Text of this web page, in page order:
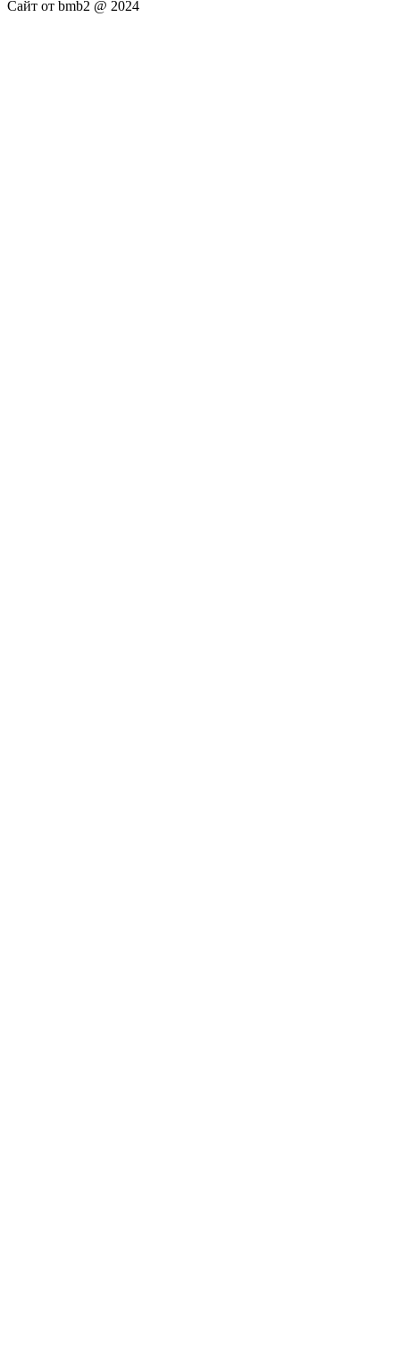
Сайт от bmb2 @ 2024